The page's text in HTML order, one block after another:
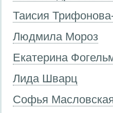
Таисия
Людмила Мороз
Екатерина
Лида Шварц
Софья